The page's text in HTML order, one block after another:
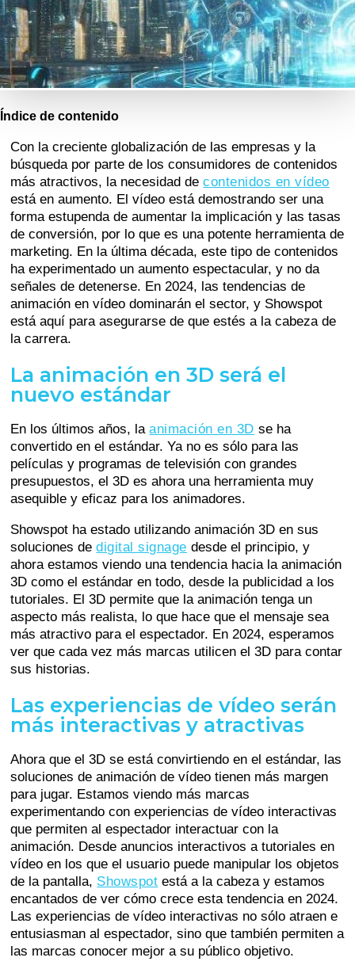
Índice de contenido
Con la creciente globalización de las empresas y la
búsqueda por parte de los consumidores de contenidos
más atractivos, la necesidad decontenidos en vídeo
está en aumento. El vídeo está demostrando ser una
forma estupenda de aumentar la implicación y las tasas
de conversión, por lo que es una potente herramienta de
marketing. En la última década, este tipo de contenidos
ha experimentado un aumento espectacular, y no da
señales de detenerse. En 2024, las tendencias de
animación en vídeo dominarán el sector, y Showspot
está aquí para asegurarse de que estés a la cabeza de
la carrera.
La animación en 3D será el
nuevo estándar
En los últimos años, laanimación en 3D se ha
convertido en el estándar. Ya no es sólo para las
películas y programas de televisión con grandes
presupuestos, el 3D es ahora una herramienta muy
asequible y eficaz para los animadores.
Showspot ha estado utilizando animación 3D en sus
soluciones dedigital signage desde el principio, y
ahora estamos viendo una tendencia hacia la animación
3D como el estándar en todo, desde la publicidad a los
tutoriales. El 3D permite que la animación tenga un
aspecto más realista, lo que hace que el mensaje sea
más atractivo para el espectador. En 2024, esperamos
ver que cada vez más marcas utilicen el 3D para contar
sus historias.
Las experiencias de vídeo serán
más interactivas y atractivas
Ahora que el 3D se está convirtiendo en el estándar, las
soluciones de animación de vídeo tienen más margen
para jugar. Estamos viendo más marcas
experimentando con experiencias de vídeo interactivas
que permiten al espectador interactuar con la
animación. Desde anuncios interactivos a tutoriales en
vídeo en los que el usuario puede manipular los objetos
de la pantalla, Showspot está a la cabeza y estamos
encantados de ver cómo crece esta tendencia en 2024.
Las experiencias de vídeo interactivas no sólo atraen e
entusiasman al espectador, sino que también permiten a
las marcas conocer mejor a su público objetivo.